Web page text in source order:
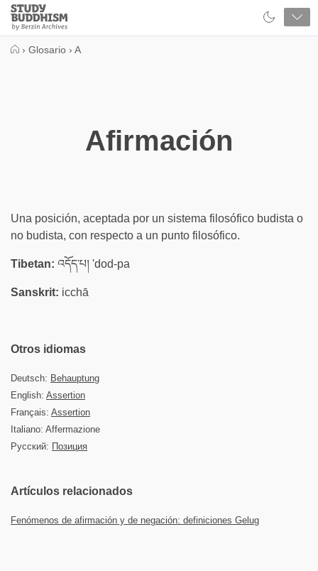
Close
Study
Buddhism
› Glosario › A
Afirmación
Una posición, aceptada por un sistema filosófico budista o
no budista, con respecto a un punto filosófico.
Tibetan: འདོད་པ། 'dod-pa
Sanskrit: icchā
Otros idiomas
Deutsch: Behauptung
English: Assertion
Français: Assertion
Italiano: Affermazione
Русский: Позиция
Artículos relacionados
Fenómenos de afirmación y de negación: definiciones Gelug